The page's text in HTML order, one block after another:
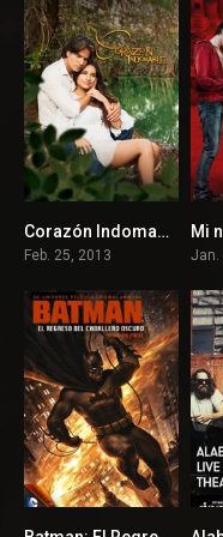
7.798
Corazón Indomable
Feb. 25, 2013 Jan.